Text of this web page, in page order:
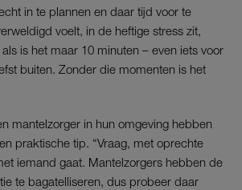
in te plannen en daar tijd voor te
voelt, in de heftige stress zit,
is het maar 10 minuten – even iets voor
buiten. Zonder die momenten is het
mantelzorger in hun omgeving hebben
praktische tip. “Vraag, met oprechte
iemand gaat. Mantelzorgers hebben de
te bagatelliseren, dus probeer daar